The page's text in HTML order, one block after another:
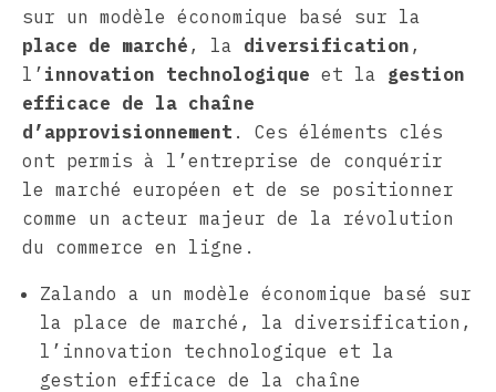
sur un modèle économique basé sur la
place de marché , la diversification ,
l’ innovation technologique et la gestion
efficace de la chaîne
d’approvisionnement . Ces éléments clés
ont permis à l’entreprise de conquérir
le marché européen et de se positionner
comme un acteur majeur de la révolution
du commerce en ligne.
Zalando a un modèle économique basé sur
la place de marché, la diversification,
l’innovation technologique et la
gestion efficace de la chaîne